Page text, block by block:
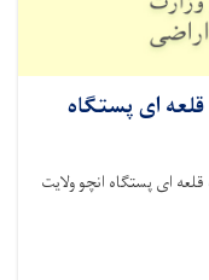
ای پستگاه
ای پستگاه انچو ولایت